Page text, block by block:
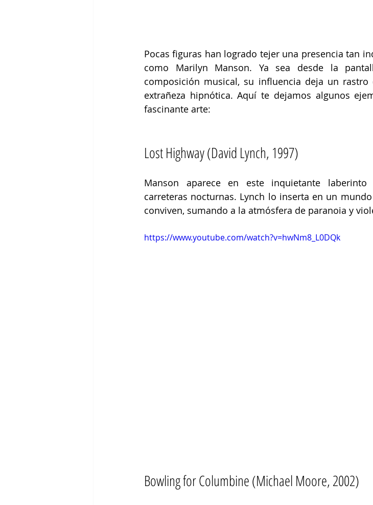
Pocas figuras han logrado tejer una presencia tan
como Marilyn Manson. Ya sea desde la
composición musical, su influencia deja un
extrañeza hipnótica. Aquí te dejamos algunos
fascinante arte:
Lost Highway (David Lynch, 1997)
Manson aparece en este inquietante
carreteras nocturnas. Lynch lo inserta en un
conviven, sumando a la atmósfera de paranoia y
https://www.youtube.com/watch?v=hwNm8_L0DQk
Bowling for Columbine (Michael Moore, 2002)